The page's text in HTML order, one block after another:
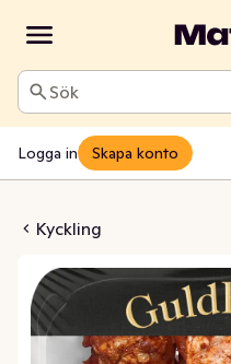
Sök
Logga in Skapa konto
Kyckling
Marinerade